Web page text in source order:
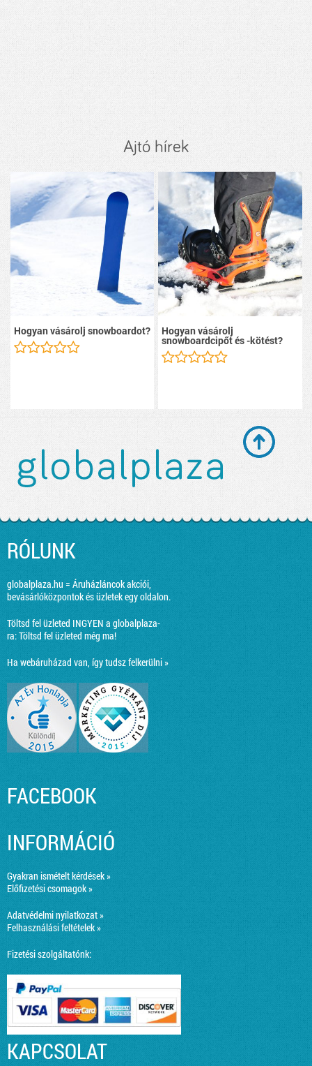
Ajtó hírek
Hogyan vásárolj snowboardot? Hogyan vásárolj
snowboardcipőt és -kötést?
RÓLUNK
globalplaza.hu = Áruházláncok akciói,
bevásárlóközpontok és üzletek egy oldalon.
Töltsd fel üzleted INGYEN a globalplaza-
ra:Töltsd fel üzleted még ma!
Ha webáruházad van, így tudsz felkerülni »
FACEBOOK
INFORMÁCIÓ
Gyakran ismételt kérdések »
Előfizetési csomagok »
Adatvédelmi nyilatkozat »
Felhasználási feltételek »
Fizetési szolgáltatónk:
KAPCSOLAT